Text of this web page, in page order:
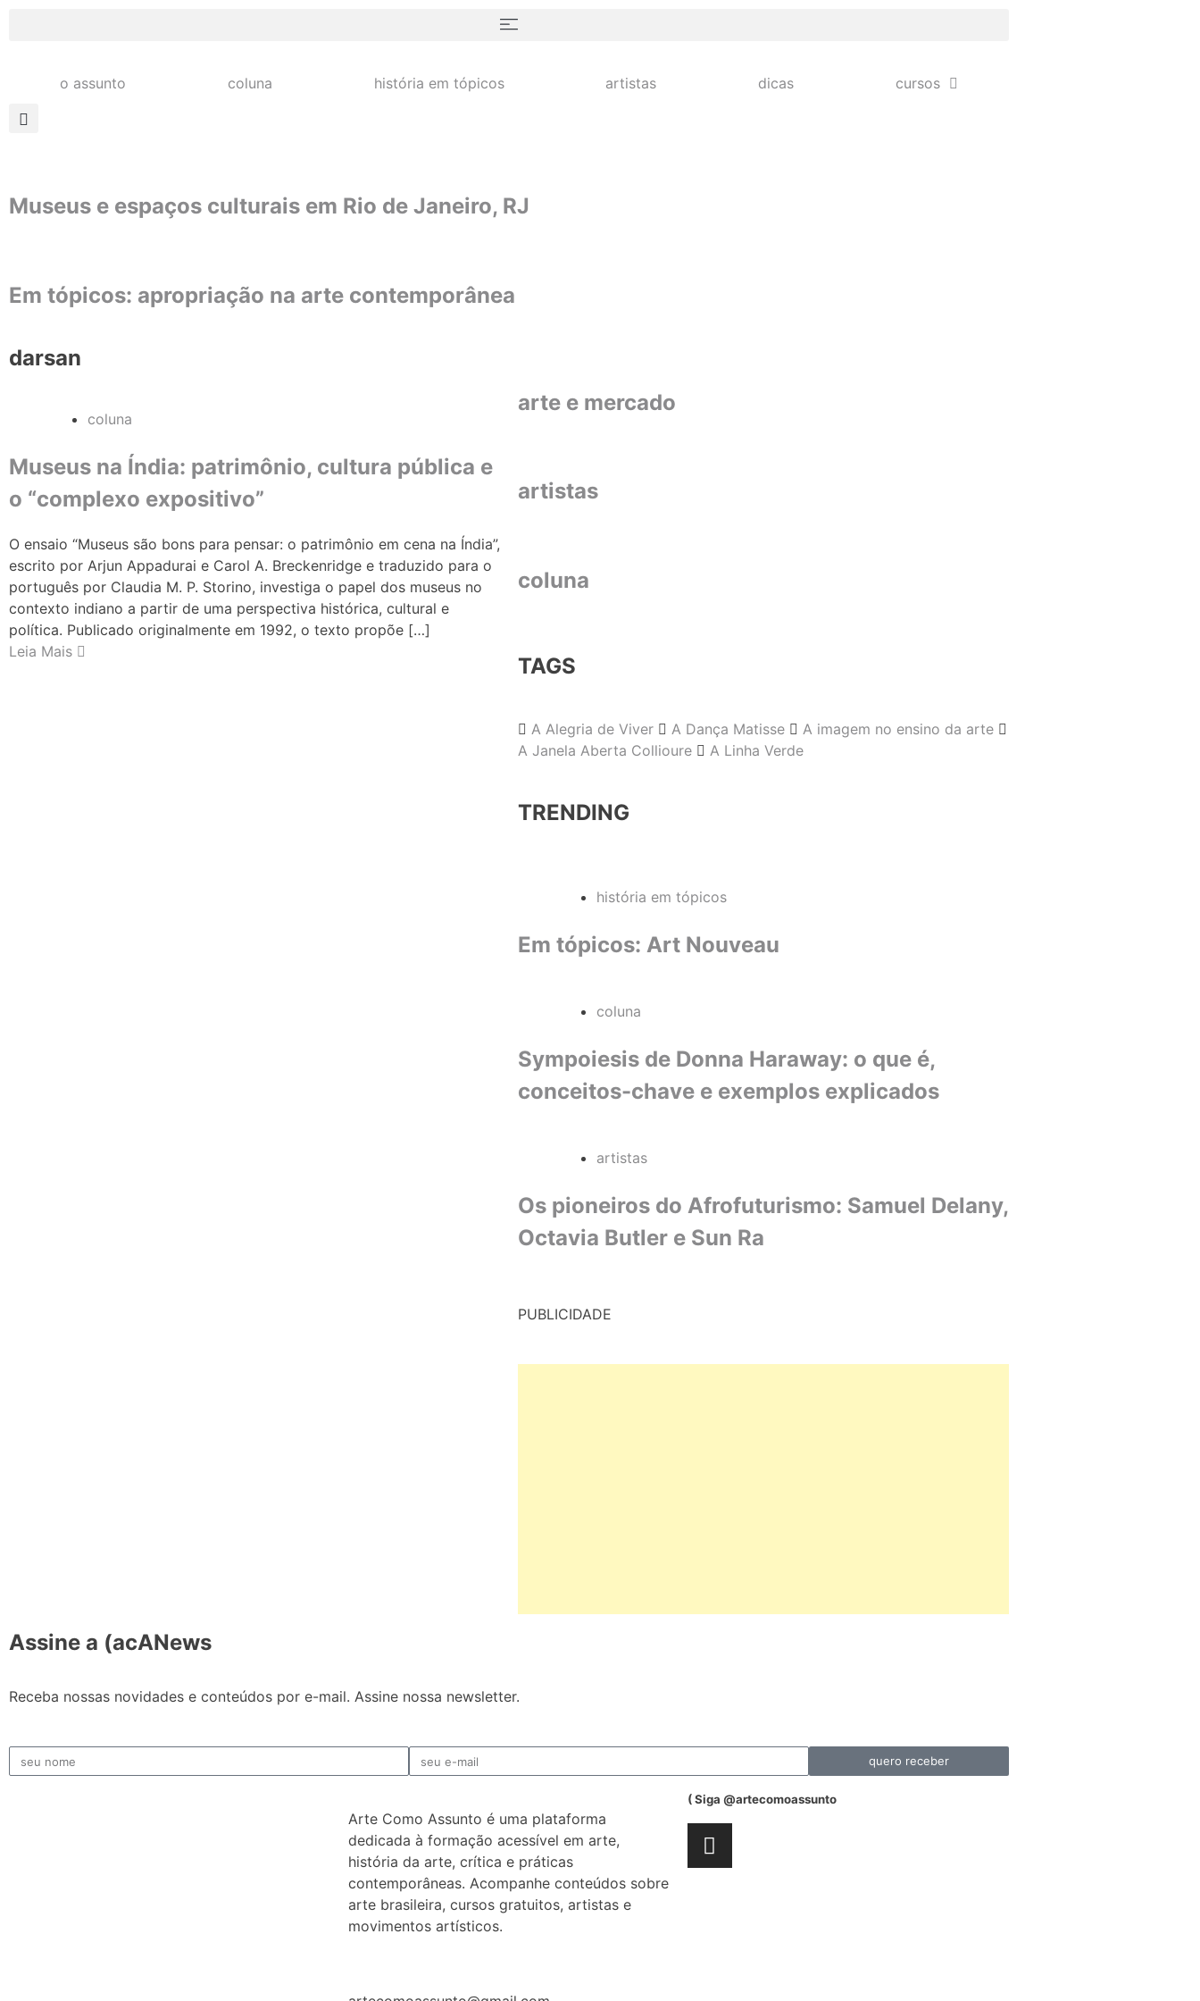
o assunto coluna história em tópicos artistas dicas cursos
Museus e espaços culturais em Rio de Janeiro, RJ
Em tópicos: apropriação na arte contemporânea
darsan
coluna
Museus na Índia: patrimônio, cultura pública e
o “complexo expositivo”
O ensaio “Museus são bons para pensar: o patrimônio em cena na Índia”,
escrito por Arjun Appadurai e Carol A. Breckenridge e traduzido para o
português por Claudia M. P. Storino, investiga o papel dos museus no
contexto indiano a partir de uma perspectiva histórica, cultural e
política. Publicado originalmente em 1992, o texto propõe […]
Leia Mais
arte e mercado
artistas
coluna
TAGS
A Alegria de Viver A Dança Matisse
A imagem no ensino da arte
A Janela Aberta Collioure
A Linha Verde
TRENDING
história em tópicos
Em tópicos: Art Nouveau
coluna
Sympoiesis de Donna Haraway: o que é,
conceitos-chave e exemplos explicados
artistas
Os pioneiros do Afrofuturismo: Samuel Delany,
Octavia Butler e Sun Ra
PUBLICIDADE
Assine a (acANews
Receba nossas novidades e conteúdos por e-mail. Assine nossa newsletter.
quero receber
Arte Como Assunto é uma plataforma
dedicada à formação acessível em arte,
história da arte, crítica e práticas
contemporâneas. Acompanhe conteúdos sobre
arte brasileira, cursos gratuitos, artistas e
movimentos artísticos.
( Siga @artecomoassunto